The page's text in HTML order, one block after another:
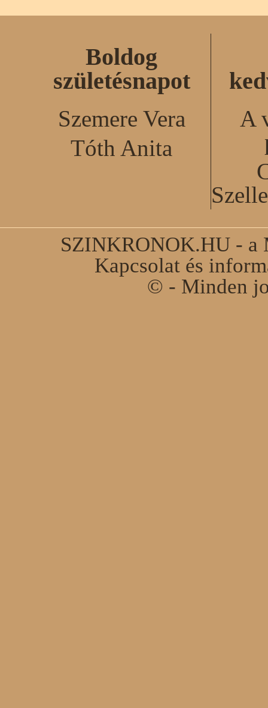
Boldog
születésnapot
Szemere Vera
Tóth Anita
A
SZINKRONOK.HU - a
Kapcsolat és
© - Minden